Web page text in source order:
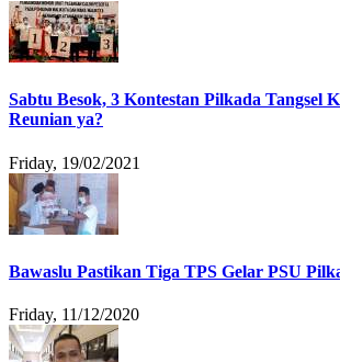
Sabtu Besok, 3 Kontestan Pilkada Tangsel
Reunian ya?
Friday, 19/02/2021
Bawaslu Pastikan Tiga TPS Gelar PSU
Friday, 11/12/2020